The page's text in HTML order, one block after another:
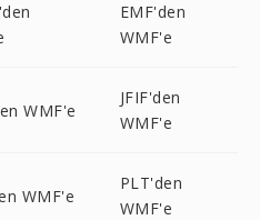
EMF'den
WMF'e
WMF'e
JFIF'den
WMF'e
WMF'e
PLT'den
WMF'e